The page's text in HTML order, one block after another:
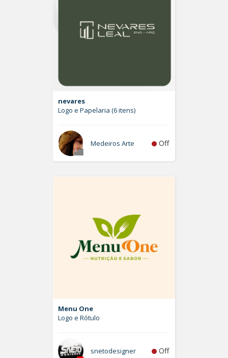
nevares
Logo e Papelaria (6 itens)
Medeiros Arte Off
Menu One
Logo e Rótulo
snetodesigner Off